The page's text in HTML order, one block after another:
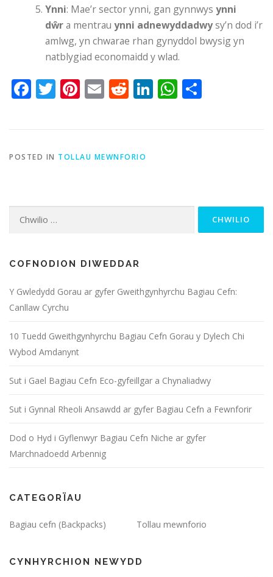
Ynni: Mae’r sector ynni, gan gynnwysynni
dŵra mentrauynni adnewyddadwysy’n dod i’r
amlwg, yn chwarae rhan gynyddol bwysig yn
natblygiad economaidd y wlad.
Facebook
Twitter
Pinterest
EmailReddit
LinkedIn
WhatsApp
POSTED IN TOLLAU MEWNFORIO
Chwilio
COFNODION DIWEDDAR
Y Gwledydd Gorau ar gyfer Gweithgynhyrchu Bagiau Cefn:
Canllaw Cyrchu
10 Tuedd Gweithgynhyrchu Bagiau Cefn Gorau y Dylech Chi
Wybod Amdanynt
Sut i Gael Bagiau Cefn Eco-gyfeillgar a Chynaliadwy
Sut i Gynnal Rheoli Ansawdd ar gyfer Bagiau Cefn a Fewnforir
Dod o Hyd i Gyflenwyr Bagiau Cefn Niche ar gyfer
Marchnadoedd Arbennig
CATEGORÏAU
Bagiau cefn (Backpacks) Tollau mewnforio
CYNHYRCHION NEWYDD